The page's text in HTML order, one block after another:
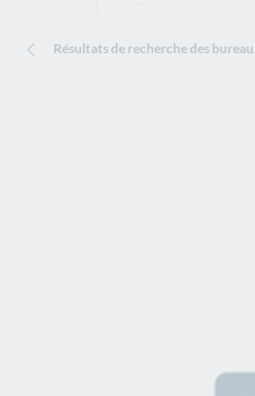
Résultats de recherche des